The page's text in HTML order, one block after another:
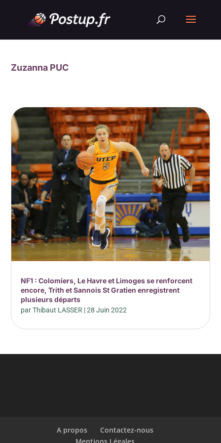
Zuzanna PUC
NF1 : Colomiers, Le Havre et Limoges se renforcent
encore, Trith et Sannois St Gratien enregistrent
plusieurs départs
parThibaut LASSER |28 Juin 2022
A propos
Contactez-nous